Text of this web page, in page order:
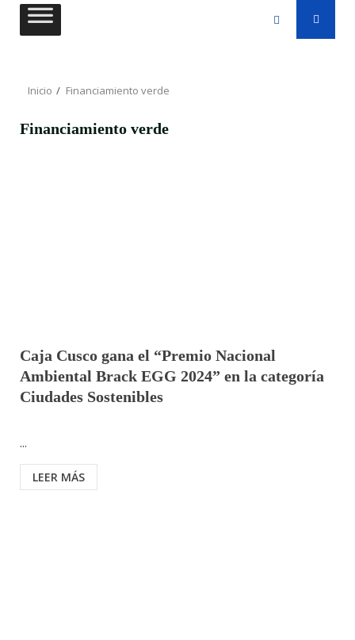
Saltar
Inicio Financiamiento verde
Financiamiento verde
Caja Cusco gana el “Premio Nacional
Ambiental Brack EGG 2024” en la categoría
Ciudades Sostenibles
...
LEER MÁS